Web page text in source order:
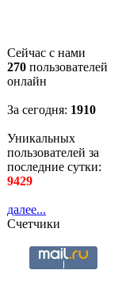
Сейчас с нами
270 пользователей
онлайн
За сегодня: 1910
Уникальных
пользователей за
последние сутки:
9429
далее...
Счетчики